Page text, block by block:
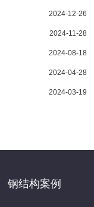
2024-12-26
2024-11-28
2024-08-18
2024-04-28
2024-03-19
钢结构案例